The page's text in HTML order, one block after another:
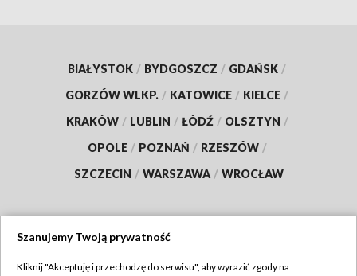
BIAŁYSTOK / BYDGOSZCZ / GDAŃSK /
GORZÓW WLKP. / KATOWICE / KIELCE /
KRAKÓW / LUBLIN / ŁÓDŹ / OLSZTYN /
OPOLE / POZNAŃ / RZESZÓW /
SZCZECIN / WARSZAWA / WROCŁAW
Szanujemy Twoją prywatność
Kliknij "Akceptuję i przechodzę do serwisu", aby wyrazić zgody na